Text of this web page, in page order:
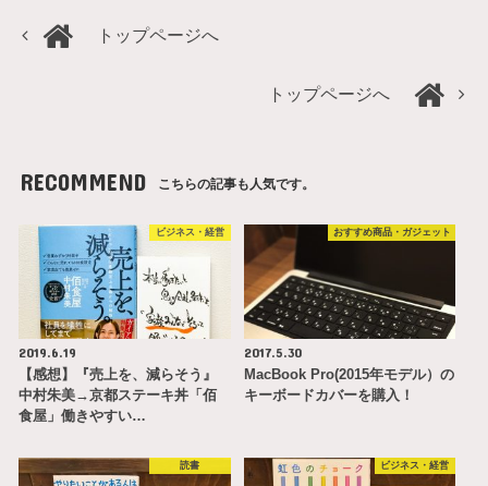
トップページへ
トップページへ
RECOMMEND こちらの記事も人気です。
ビジネス・経営
2019.6.19
【感想】『売上を、減らそう』
中村朱美→京都ステーキ丼「佰
食屋」働きやすい…
おすすめ商品・ガジェット
2017.5.30
MacBook Pro(2015年モデル）の
キーボードカバーを購入！
読書 ビジネス・経営